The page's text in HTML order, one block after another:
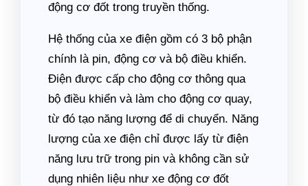
động cơ đốt trong truyền thống.
Hệ thống của xe điện gồm có 3 bộ phận
chính là pin, động cơ và bộ điều khiển.
Điện được cấp cho động cơ thông qua
bộ điều khiển và làm cho động cơ quay,
từ đó tạo năng lượng để di chuyển. Năng
lượng của xe điện chỉ được lấy từ điện
năng lưu trữ trong pin và không cần sử
dụng nhiên liệu như xe động cơ đốt